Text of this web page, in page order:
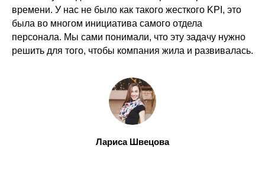
времени. У нас не было как такого жесткого KPI, это
была во многом инициатива самого отдела
персонала. Мы сами понимали, что эту задачу нужно
решить для того, чтобы компания жила и развивалась.
Лариса Швецова